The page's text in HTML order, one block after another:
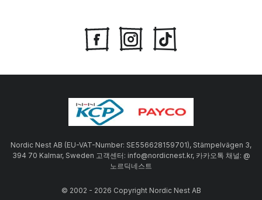
Nordic Nest AB (EU-VAT-Number: SE556628159701), Stämpelvägen 3,
394 70 Kalmar, Sweden 고객센터: info@nordicnest.kr, 카카오톡 채널: @
노르딕네스트
© 2002 - 2026 Copyright Nordic Nest AB